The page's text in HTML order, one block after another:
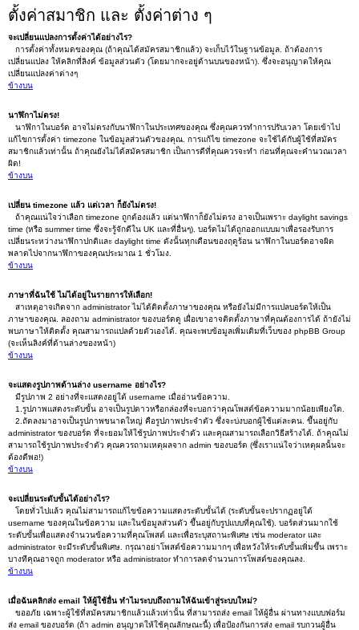
ตั้งค่าสมาชิก และ ตั้งค่าต่าง ๆ
จะเปลี่ยนแปลงการตั้งค่าได้อย่างไร?
การตั้งค่าทั้งหมดของคุณ (ถ้าคุณได้สมัครสมาชิกแล้ว) จะเก็บไว้ในฐานข้อมูล. ถ้าต้องการ
เปลี่ยนแปลง ให้คลิกที่ลิงค์ ข้อมูลส่วนตัว (โดยมากจะอยู่ด้านบนของหน้า). ซึ่งจะอนุญาตให้คุณ
เปลี่ยนแปลงค่าต่างๆ
ข้างบน
นาฬิกาไม่ตรง!
นาฬิกาในบอร์ด อาจไม่ตรงกับนาฬิกาในประเทศของคุณ ซึ่งคุณควรทำการปรับเวลา โดยเข้าไป
แก้ไขการตั้งค่า timezone ในข้อมูลส่วนตัวของคุณ. การแก้ไข timezone จะใช้ได้กับผู้ใช้ที่สมัคร
สมาชิกแล้วเท่านั้น ถ้าคุณยังไม่ได้สมัครสมาชิก เป็นการดีที่คุณควรจะทำ ก่อนที่คุณจะคำนวณเวลา
ผิด!
ข้างบน
เปลี่ยน timezone แล้ว แต่เวลา ก็ยังไม่ตรง!
ถ้าคุณแน่ใจว่าเลือก timezone ถูกต้องแล้ว แต่นาฬิกาก็ยังไม่ตรง อาจเป็นเพราะ daylight savings
time (หรือ summer time ซึ่งจะรู้จักดีใน UK และที่อื่นๆ). บอร์ดไม่ได้ถูกออกแบบมาเพื่อรองรับการ
เปลี่ยนระหว่างนาฬิกาปกติและ daylight time ดังนั้นทุกเดือนของฤดูร้อน นาฬิกาในบอร์ดอาจผิด
พลาดไปจากนาฬิกาของคุณประมาณ 1 ชั่วโมง.
ข้างบน
ภาษาที่ฉันใช้ ไม่ได้อยู่ในรายการให้เลือก!
สาเหตุอาจเกิดจาก administrator ไม่ได้ติดตั้งภาษาของคุณ หรือยังไม่มีการแปลบอร์ดให้เป็น
ภาษาของคุณ. ลองถาม administrator ของบอร์ดดู เผื่อเขาอาจติดตั้งภาษาที่คุณต้องการได้ ถ้ายังไม่
พบภาษาให้ติดตั้ง คุณสามารถแปลด้วยตัวเองได้. คุณจะพบข้อมูลเพิ่มเติมที่เว็บของ phpBB Group
(จะเห็นลิงค์ที่ด้านล่างของหน้า)
ข้างบน
จะแสดงรูปภาพด้านล่าง username อย่างไร?
มีรูปภาพ 2 อย่างที่จะแสดงอยู่ใต้ username เมื่ออ่านข้อความ.
1.รูปภาพแสดงระดับขั้น อาจเป็นรูปดาวหรือกล่องที่จะบอกว่าคุณโพสต์ข้อความมากน้อยเพียงใด.
2.ถัดลงมาอาจเป็นรูปภาพขนาดใหญ่ คือรูปภาพประจำตัว ซึ่งจะบ่งบอกผู้ใช้แต่ละคน. ขึ้นอยู่กับ
administrator ของบอร์ด ที่จะยอมให้ใช้รูปภาพประจำตัว และคุณสามารถเลือกวิธีสร้างได้. ถ้าคุณไม่
สามารถใช้รูปภาพประจำตัว คุณควรถามเหตุผลจาก admin ของบอร์ด (ซึ่งเราแน่ใจว่าเหตุผลนั้นจะ
ต้องดีพอ!)
ข้างบน
จะเปลี่ยนระดับขั้นได้อย่างไร?
โดยทั่วไปแล้ว คุณไม่สามารถแก้ไขข้อความแสดงระดับขั้นได้ (ระดับขั้นจะปรากฏอยู่ใต้
username ของคุณในข้อความ และในข้อมูลส่วนตัว ขึ้นอยู่กับรูปแบบที่คุณใช้). บอร์ดส่วนมากใช้
ระดับขั้นเพื่อแสดงจำนวนข้อความที่คุณโพสต์ และเพื่อระบุสถานะพิเศษ เช่น moderator และ
administrator จะมีระดับขั้นพิเศษ. กรุณาอย่าโพสต์ข้อความมากๆ เพื่อหวังให้ระดับขั้นเพิ่มขึ้น เพราะ
บางทีคุณอาจถูก moderator หรือ administrator ทำการลดจำนวนการโพสต์ของคุณลง.
ข้างบน
เมื่อฉันคลิกส่ง email ให้ผู้ใช้อื่น ทำไมระบบถึงถามให้ฉันเข้าสู่ระบบใหม่?
ขออภัย เฉพาะผู้ใช้ที่สมัครสมาชิกแล้วแล้วเท่านั้น ที่สามารถส่ง email ให้ผู้อื่น ผ่านทางแบบฟอร์ม
ส่ง email ของบอร์ด (ถ้า admin อนุญาตให้ใช้คุณลักษณะนี้) เพื่อป้องกันการส่ง email รบกวนผู้อื่น